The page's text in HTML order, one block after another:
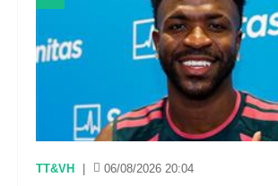
TT&VH 06/08/2026 20:04